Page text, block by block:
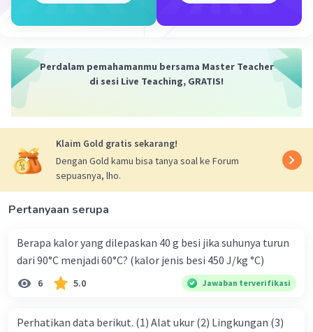
Perdalam pemahamanmu bersama Master Teacher
di sesi Live Teaching, GRATIS!
Klaim Gold gratis sekarang!
Dengan Gold kamu bisa tanya soal ke Forum
sepuasnya, lho.
Pertanyaan serupa
Berapa kalor yang dilepaskan 40 g besi jika suhunya turun
dari 90°C menjadi 60°C? (kalor jenis besi 450 J/kg °C)
6 5.0 Jawaban terverifikasi
Perhatikan data berikut. (1) Alat ukur (2) Lingkungan (3)